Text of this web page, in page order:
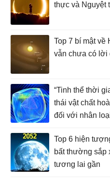
thực và Nguyệt
Top 7 bí mật về
vẫn chưa có lời
“Tinh thể thời
thái vật chất
đối với nhân
Top 6 hiện
bất thường sắp
tương lai gần